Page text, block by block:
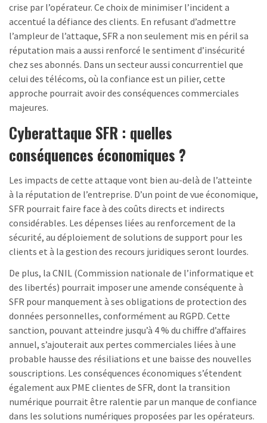
crise par l’opérateur. Ce choix de minimiser l’incident a
accentué la défiance des clients. En refusant d’admettre
l’ampleur de l’attaque, SFR a non seulement mis en péril sa
réputation mais a aussi renforcé le sentiment d’insécurité
chez ses abonnés. Dans un secteur aussi concurrentiel que
celui des télécoms, où la confiance est un pilier, cette
approche pourrait avoir des conséquences commerciales
majeures.
Cyberattaque SFR : quelles
conséquences économiques ?
Les impacts de cette attaque vont bien au-delà de l’atteinte
à la réputation de l’entreprise. D’un point de vue économique,
SFR pourrait faire face à des coûts directs et indirects
considérables. Les dépenses liées au renforcement de la
sécurité, au déploiement de solutions de support pour les
clients et à la gestion des recours juridiques seront lourdes.
De plus, la CNIL (Commission nationale de l’informatique et
des libertés) pourrait imposer une amende conséquente à
SFR pour manquement à ses obligations de protection des
données personnelles, conformément au RGPD. Cette
sanction, pouvant atteindre jusqu’à 4 % du chiffre d’affaires
annuel, s’ajouterait aux pertes commerciales liées à une
probable hausse des résiliations et une baisse des nouvelles
souscriptions. Les conséquences économiques s’étendent
également aux PME clientes de SFR, dont la transition
numérique pourrait être ralentie par un manque de confiance
dans les solutions numériques proposées par les opérateurs.